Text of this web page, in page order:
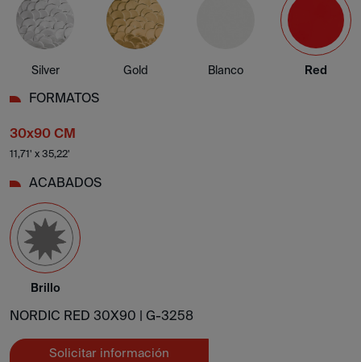
Silver Gold Blanco Red
FORMATOS
30x90 CM
11,71' x 35,22'
ACABADOS
Brillo
NORDIC RED 30X90 | G-3258
Solicitar información